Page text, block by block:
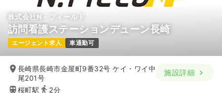
担当業務未経験可
月給27万円以上可
気になる 詳細を見る
株式会社N・フィールド
訪問看護ステーションデューン長崎
エージェント求人 車通勤可
長崎県長崎市金屋町9番32号 ケイ・ワイ中
尾201号
桜町駅
2分
施設詳細